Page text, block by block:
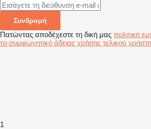
Συνδρομή
Πατώντας αποδέχεστε τη δική μας πολιτική
το συμφωνητικό άδειας χρήσης τελικού χρήστη
1